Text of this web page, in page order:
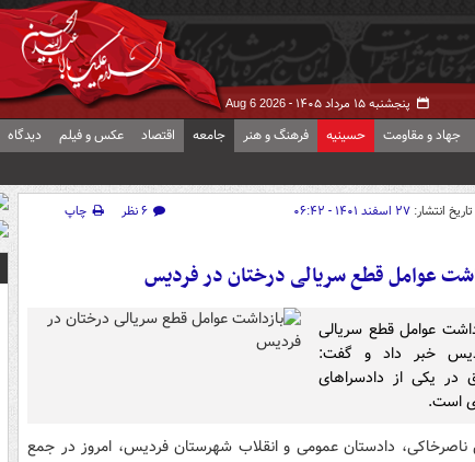
پنجشنبه ۱۵ مرداد ۱۴۰۵ - Aug 6 2026
جهاد و مقاومت حسینیه فرهنگ و هنر جامعه اقتصاد عکس و فیلم دیدگاه
تاریخ انتشار: ۲۷ اسفند ۱۴۰۱ - ۰۶:۴۲ ۶ نظر
چاپ
عوامل قطع سریالی درختان در فردیس
عوامل قطع سریالی
خبر داد و گفت:
در یکی از دادسراهای
است.
دادستان عمومی و انقلاب شهرستان فردیس، امروز در جمع